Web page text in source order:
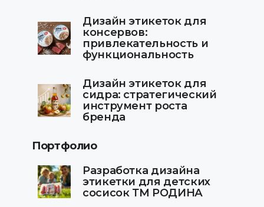
Дизайн этикеток для
консервов:
привлекательность и
функциональность
Дизайн этикеток для
сидра: стратегический
инструмент роста
бренда
Портфолио
Разработка дизайна
этикетки для детских
сосисок ТМ РОДИНА